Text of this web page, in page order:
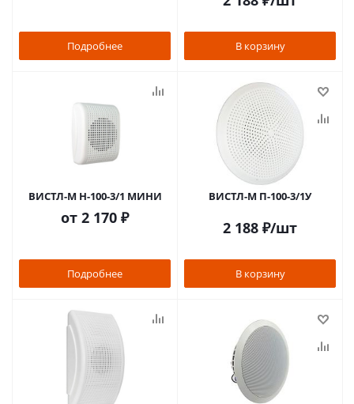
Подробнее В корзину
ВИСТЛ-М Н-100-3/1 МИНИ
от 2 170 ₽
Подробнее
ВИСТЛ-М П-100-3/1У
2 188 ₽/шт
В корзину